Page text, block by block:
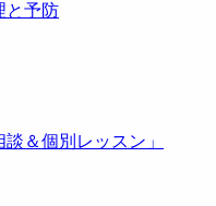
と予防
＆個別レッスン」